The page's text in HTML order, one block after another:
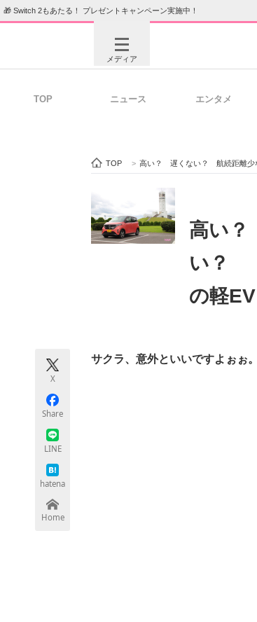
🎁 Switch 2もあたる！ プレゼントキャンペーン実施中！
メディア
ビジネスと働き方のヒント
ITエンジニア向け専門サイト
TOP ニュース エンタメ
TOP > 高い？ 遅くない？ 航続距離少
高い
い？
の軽
X
Share
LINE
hatena
Home
サクラ、意外といいですよぉぉ。